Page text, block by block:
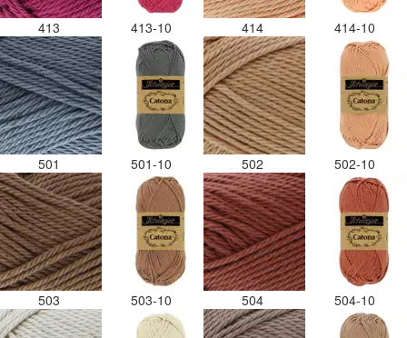
413 413-10 414 414-10
501 501-10 502 502-10
503 503-10 504 504-10